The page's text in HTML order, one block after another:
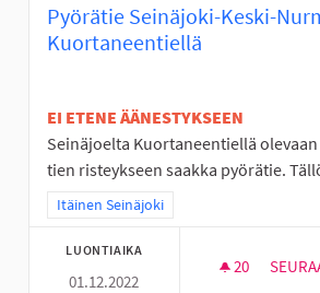
Pyörätie Seinäjoki-Keski-
Kuortaneentiellä
EI ETENE ÄÄNESTYKSEEN
Seinäjoelta Kuortaneentiellä
tien risteykseen saakka pyörätie.
Rajaa tulokset teeman mukaan: Itäinen
Itäinen Seinäjoki
LUONTIAIKA
01.12.2022
20 20